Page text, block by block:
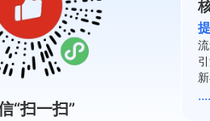
“扫一扫”